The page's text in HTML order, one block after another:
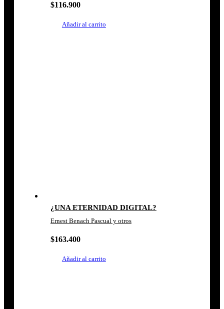
$116.900
Añadir al carrito
¿UNA ETERNIDAD DIGITAL?
Ernest Benach Pascual y otros
$163.400
Añadir al carrito